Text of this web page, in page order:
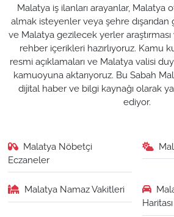
Malatya iş ilanları arayanlar, Malatya
almak isteyenler veya şehre
ve Malatya gezilecek yerler
rehber içerikleri hazırlıyoruz. Kamu
resmi açıklamaları ve Malatya valisi
kamuoyuna aktarıyoruz. Bu Sabah
dijital haber ve bilgi kaynağı olarak
ediyor.
Malatya Nöbetçi
Eczaneler
Malatya Namaz Vakitleri
Haritası